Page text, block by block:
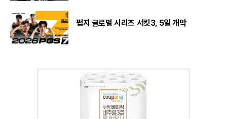
펍지 글로벌 시리즈 서킷3, 5일 개막